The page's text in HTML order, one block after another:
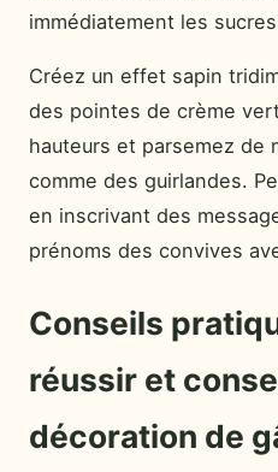
immédiatement les sucres
Créez un effet sapin
des pointes de crème
hauteurs et parsemez de
comme des guirlandes.
en inscrivant des
prénoms des convives
Conseils
réussir et
décoration de